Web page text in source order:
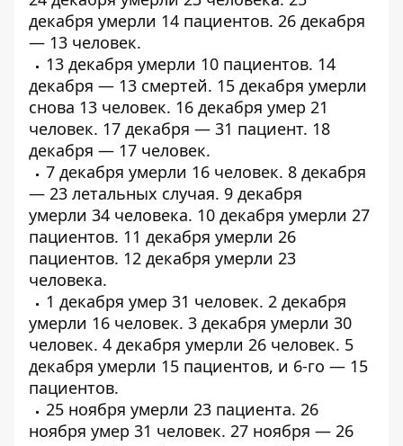
декабря умерли 14 пациентов. 26 декабря
— 13 человек.
13 декабря умерли 10 пациентов. 14
декабря — 13 смертей. 15 декабря умерли
снова 13 человек. 16 декабря умер 21
человек. 17 декабря — 31 пациент. 18
декабря — 17 человек.
7 декабря умерли 16 человек. 8 декабря
— 23 летальных случая. 9 декабря
умерли 34 человека. 10 декабря умерли 27
пациентов. 11 декабря умерли 26
пациентов. 12 декабря умерли 23
человека.
1 декабря умер 31 человек. 2 декабря
умерли 16 человек. 3 декабря умерли 30
человек. 4 декабря умерли 26 человек. 5
декабря умерли 15 пациентов, и 6-го — 15
пациентов.
25 ноября умерли 23 пациента. 26
ноября умер 31 человек. 27 ноября — 26